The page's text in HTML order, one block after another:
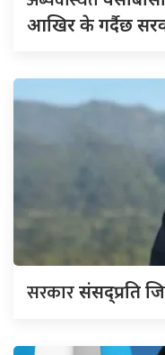
आखिर के गर्दैछ
सरकारसंसद्‍प्रति